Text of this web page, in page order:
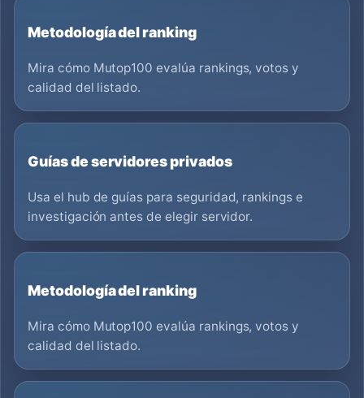
Metodología del ranking
Mira cómo Mutop100 evalúa rankings, votos y
calidad del listado.
Guías de servidores privados
Usa el hub de guías para seguridad, rankings e
investigación antes de elegir servidor.
Metodología del ranking
Mira cómo Mutop100 evalúa rankings, votos y
calidad del listado.